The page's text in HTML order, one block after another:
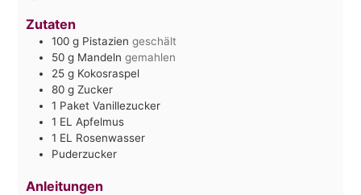
Zutaten
100 g Pistazien geschält
50 g Mandeln gemahlen
25 g Kokosraspel
80 g Zucker
1 Paket Vanillezucker
1 EL Apfelmus
1 EL Rosenwasser
Puderzucker
Anleitungen